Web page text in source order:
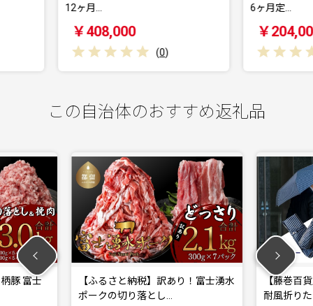
￥204,000
この自治体のおすすめ返礼品
るさと納税】訳あり！富士湧水
クの切り落とし…
【藤巻百貨店】Ramuda 晴雨